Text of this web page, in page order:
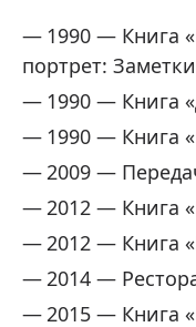
1990 — Книга
портрет:
1990 — Книга
1990 — Книга
2009 —
2012 — Книга
2012 — Книга
2014 —
2015 — Книга